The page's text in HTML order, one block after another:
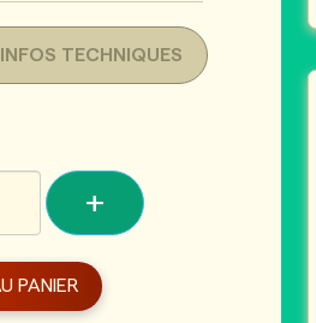
TECHNIQUES
+
PANIER